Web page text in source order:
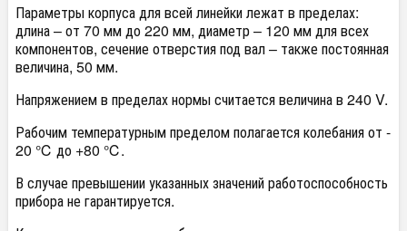
Параметры корпуса для всей линейки лежат в пределах:
длина – от 70 мм до 220 мм, диаметр – 120 мм для всех
компонентов, сечение отверстия под вал – также постоянная
величина, 50 мм.
Напряжением в пределах нормы считается величина в 240 V.
Рабочим температурным пределом полагается колебания от -
20 ℃ до +80 ℃.
В случае превышении указанных значений работоспособность
прибора не гарантируется.